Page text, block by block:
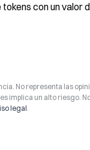
con un valor
No representa las
implica un alto riesgo.
legal.